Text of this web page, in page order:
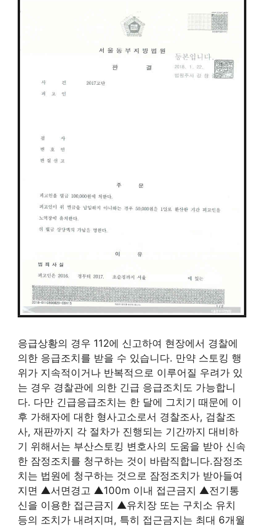
응급상황의 경우 112에 신고하여 현장에서 경찰에
의한 응급조치를 받을 수 있습니다. 만약 스토킹 행
위가 지속적이거나 반복적으로 이루어질 우려가 있
는 경우 경찰관에 의한 긴급 응급조치도 가능합니
다. 다만 긴급응급조치는 한 달에 그치기 때문에 이
후 가해자에 대한 형사고소로서 경찰조사, 검찰조
사, 재판까지 각 절차가 진행되는 기간까지 대비하
기 위해서는 부산스토킹 변호사의 도움을 받아 신속
한 잠정조치를 청구하는 것이 바람직합니다.잠정조
치는 법원에 청구하는 것으로 잠정조치가 받아들여
지면 ▲서면경고 ▲100m 이내 접근금지 ▲전기통
신을 이용한 접근금지 ▲유치장 또는 구치소 유치
등의 조치가 내려지며, 특히 접근금지는 최대 6개월